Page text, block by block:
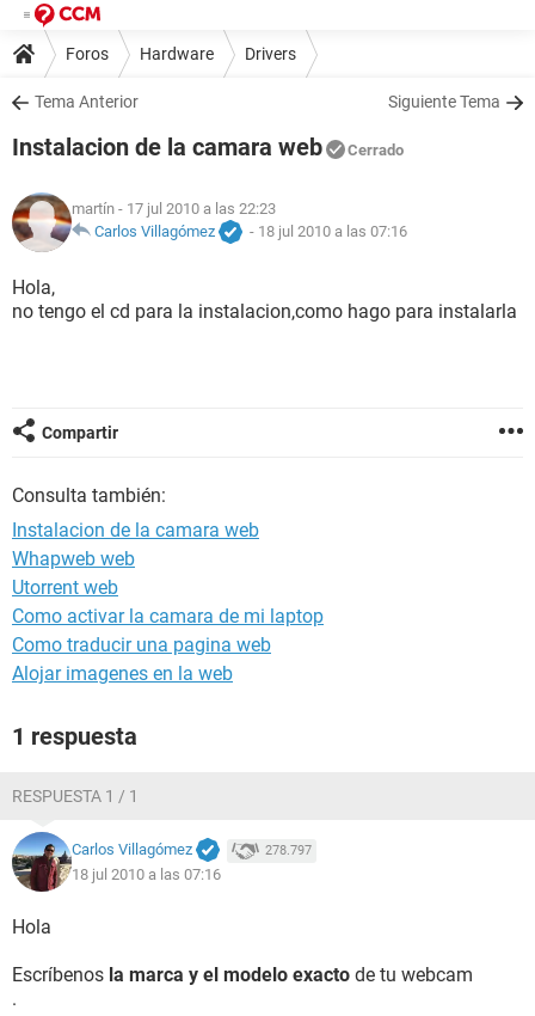
Foros Hardware Drivers
Tema Anterior Siguiente Tema
Instalacion de la camara web Cerrado
martín - 17 jul 2010 a las 22:23
Carlos Villagómez
- 18 jul 2010 a las 07:16
Hola,
no tengo el cd para la instalacion,como hago para instalarla
Compartir
Consulta también:
Instalacion de la camara web
Whapweb web
Utorrent web
Como activar la camara de mi laptop
Como traducir una pagina web
Alojar imagenes en la web
1 respuesta
RESPUESTA 1 / 1
Carlos Villagómez 278.797
18 jul 2010 a las 07:16
Hola
Escríbenos la marca y el modelo exacto de tu webcam
.